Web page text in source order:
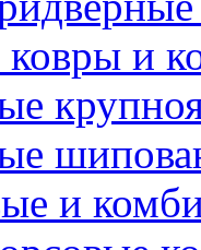
и
и